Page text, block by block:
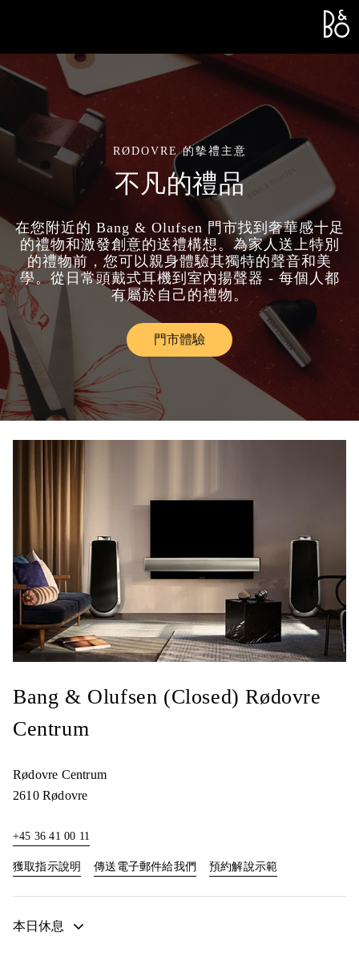
RØDOVRE 的摰禮主意
不凡的禮品
在您附近的 Bang & Olufsen 門市找到奢華感十足
的禮物和激發創意的送禮構想。為家人送上特別
的禮物前，您可以親身體驗其獨特的聲音和美
學。從日常頭戴式耳機到室內揚聲器 - 每個人都
有屬於自己的禮物。
門市體驗Link Opens in New Tab
Bang & Olufsen (Closed) Rødovre
Centrum
Rødovre Centrum
2610 Rødovre
+45 36 41 00 11
獲取指示說明 Link Opens in New Tab
傳送電子郵件給我們 預約解說示範
本日休息